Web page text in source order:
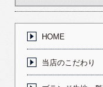
HOME
当店のこだわり